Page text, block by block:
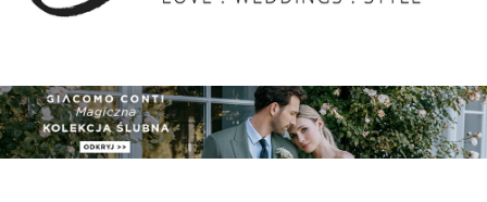
ADVERTISING
ZGŁOSZENIA